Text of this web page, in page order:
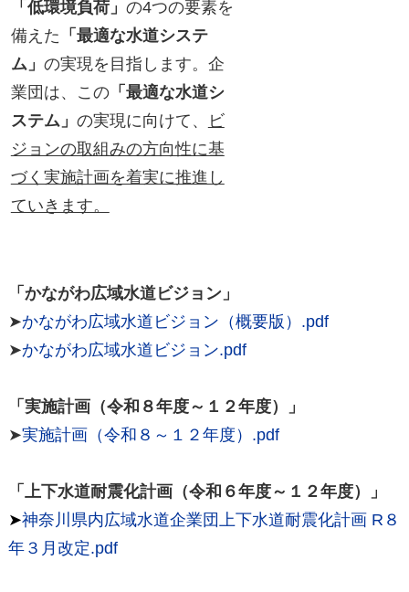
「低環境負荷」 の4つの要素を
備えた 「最適な水道システ
ム」 の実現を目指します。企
業団は、この「最適な水道シ
ステム」 の実現に向けて、
ビ
ジョンの取組みの方向性に基
づく実施計画を着実に推進し
ていきます。
「かながわ広域水道ビジョン」
➤かながわ広域水道ビジョン（概要版）.pdf
➤かながわ広域水道ビジョン.pdf
「実施計画（令和８年度～１２年度）」
➤実施計画（令和８～１２年度）.pdf
「上下水道耐震化計画（令和６年度～１２年度）」
➤神奈川県内広域水道企業団上下水道耐震化計画 R８
年３月改定.pdf